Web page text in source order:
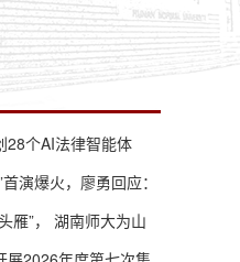
28个AI法律智能体
”暑期学校落幕
演爆火，廖勇回应：
雁”， 湖南师大为山